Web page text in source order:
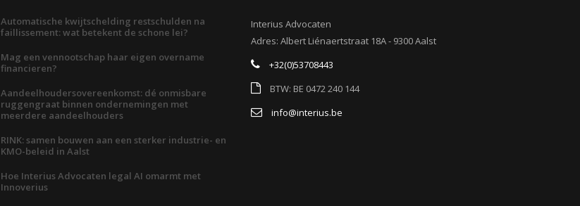
Automatische kwijtschelding restschulden na
faillissement: wat betekent de schone lei?
Mag een vennootschap haar eigen overname
financieren?
Aandeelhoudersovereenkomst: dé onmisbare
ruggengraat binnen ondernemingen met
meerdere aandeelhouders
RINK: samen bouwen aan een sterker industrie- en
KMO-beleid in Aalst
Hoe Interius Advocaten legal AI omarmt met
Innoverius
Interius Advocaten
Adres: Albert Liénaertstraat 18A - 9300 Aalst
+32(0)53708443
BTW: BE 0472 240 144
info@interius.be